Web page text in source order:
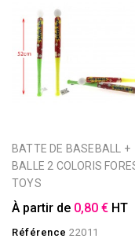
BATTE DE BASEBALL +
BALLE 2 COLORIS
TOYS
À partir de 0,80 € HT
Référence 22011